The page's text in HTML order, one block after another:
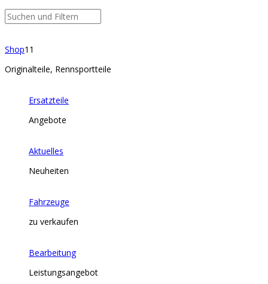
Shop11
Originalteile, Rennsportteile
Ersatzteile
Angebote
Aktuelles
Neuheiten
Fahrzeuge
zu verkaufen
Bearbeitung
Leistungsangebot